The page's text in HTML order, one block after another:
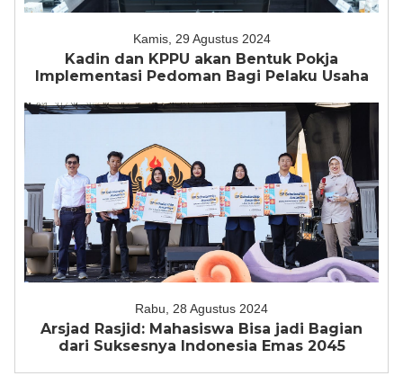
Kamis, 29 Agustus 2024
Kadin dan KPPU akan Bentuk Pokja
Implementasi Pedoman Bagi Pelaku Usaha
Rabu, 28 Agustus 2024
Arsjad Rasjid: Mahasiswa Bisa jadi Bagian
dari Suksesnya Indonesia Emas 2045